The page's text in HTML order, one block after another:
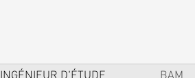
INGÉNIEUR D'ÉTUDE
BAM